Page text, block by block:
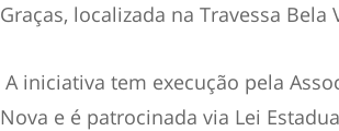
Graças, localizada na Travessa Bela
A iniciativa tem execução pela
Nova e é patrocinada via Lei